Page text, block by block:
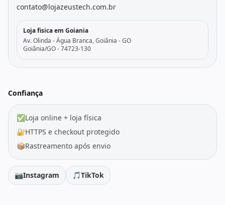
contato@lojazeustech.com.br
Loja fisica em Goiania
Av. Olinda - Água Branca, Goiânia - GO
Goiânia/GO - 74723-130
Confiança
✅Loja online + loja física
🔐HTTPS e checkout protegido
📦Rastreamento após envio
📷Instagram 🎵TikTok